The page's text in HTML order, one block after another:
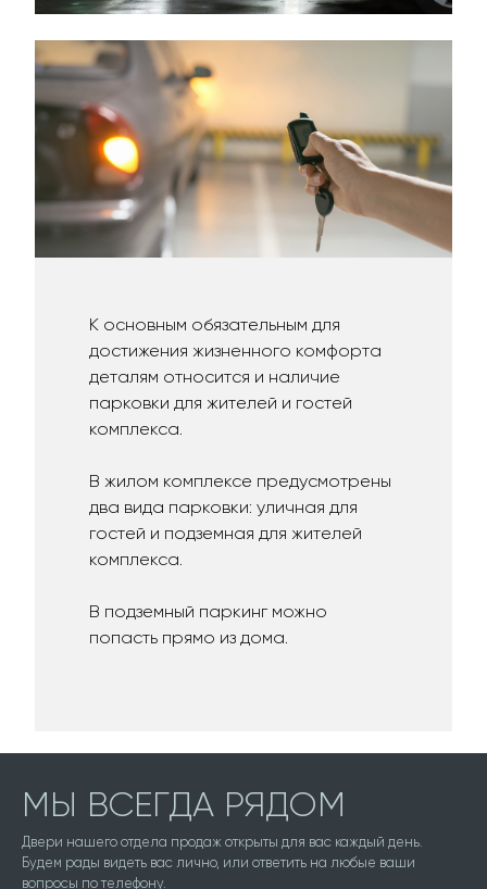
К основным обязательным для
достижения жизненного комфорта
деталям относится и наличие
парковки для жителей и гостей
комплекса.
В жилом комплексе предусмотрены
два вида парковки: уличная для
гостей и подземная для жителей
комплекса.
В подземный паркинг можно
попасть прямо из дома.
МЫ ВСЕГДА РЯДОМ
Двери нашего отдела продаж открыты для вас каждый день.
Будем рады видеть вас лично, или ответить на любые ваши
вопросы по телефону.